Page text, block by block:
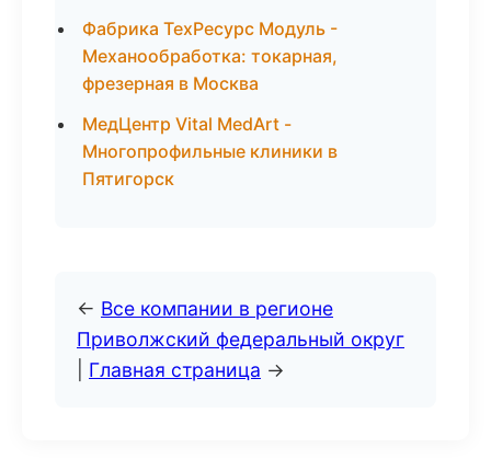
Фабрика ТехРесурс Модуль -
Механообработка: токарная,
фрезерная в Москва
МедЦентр Vital MedArt -
Многопрофильные клиники в
Пятигорск
← Все компании в регионе
Приволжский федеральный округ
Главная страница →